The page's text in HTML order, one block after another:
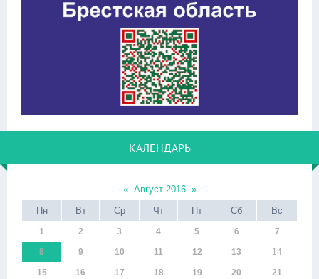
КАЛЕНДАРЬ
« Август 2016 »
Пн
Вт Ср Чт Пт Сб Вс
1 2 3 4 5 6 7
8 9 10 11 12 13 14
15 16 17 18 19 20 21